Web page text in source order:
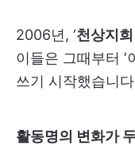
2006년, ‘천상지
이들은 그때부터 ‘
쓰기 시작했습니
활동명의 변화가